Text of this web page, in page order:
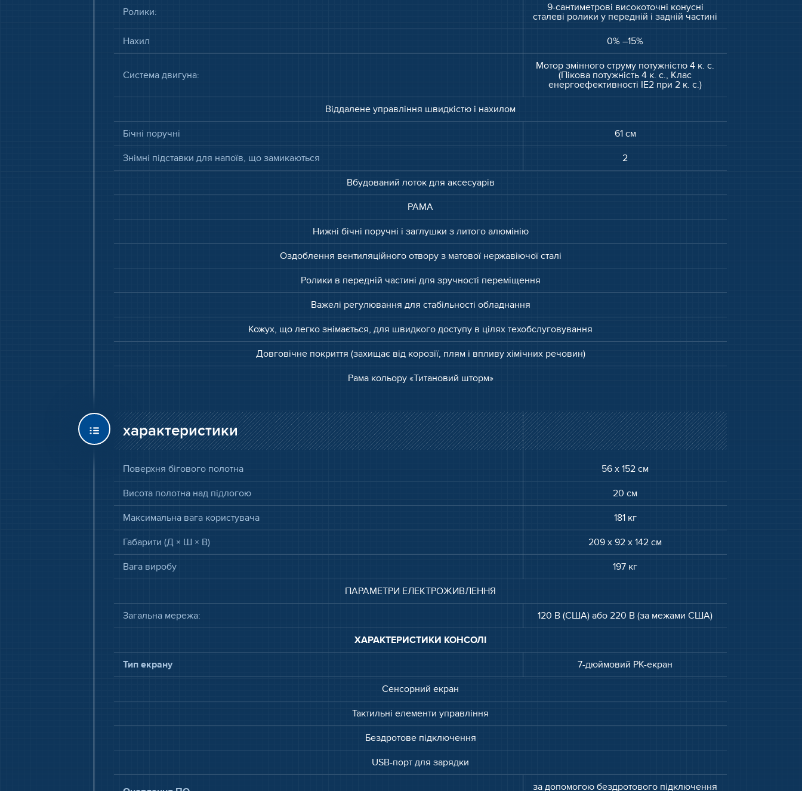
Ролики:
9-сантиметрові високоточні конусні
сталеві ролики у передній і задній частині
Нахил 0% –15%
Система двигуна:
Мотор змінного струму потужністю 4 к. с.
(Пікова потужність 4 к. с., Клас
енергоефективності IE2 при 2 к. с.)
Віддалене управління швидкістю і нахилом
Бічні поручні 61 см
Знімні підставки для напоїв, що замикаються 2
Вбудований лоток для аксесуарів
РАМА
Нижні бічні поручні і заглушки з литого алюмінію
Оздоблення вентиляційного отвору з матової нержавіючої сталі
Ролики в передній частині для зручності переміщення
Важелі регулювання для стабільності обладнання
Кожух, що легко знімається, для швидкого доступу в цілях техобслуговування
Довговічне покриття (захищає від корозії, плям і впливу хімічних речовин)
Рама кольору «Титановий шторм»
характеристики
Поверхня бігового полотна 56 x 152 см
Висота полотна над підлогою 20 см
Максимальна вага користувача 181 кг
Габарити (Д × Ш × В) 209 x 92 x 142 см
Вага виробу 197 кг
ПАРАМЕТРИ ЕЛЕКТРОЖИВЛЕННЯ
Загальна мережа: 120 В (США) або 220 В (за межами США)
ХАРАКТЕРИСТИКИ КОНСОЛІ
Тип екрану 7-дюймовий РК-екран
Сенсорний екран
Тактильні елементи управління
Бездротове підключення
USB-порт для зарядки
за допомогою бездротового підключення